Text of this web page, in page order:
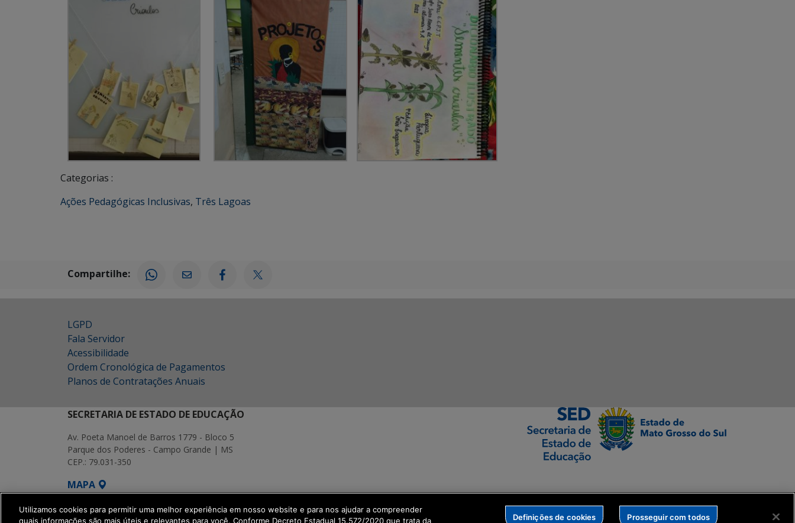
Categorias :
Ações Pedagógicas Inclusivas, Três Lagoas
Compartilhe:
LGPD
Fala Servidor
Acessibilidade
Ordem Cronológica de Pagamentos
Planos de Contratações Anuais
SECRETARIA DE ESTADO DE EDUCAÇÃO
Av. Poeta Manoel de Barros 1779 - Bloco 5
Parque dos Poderes - Campo Grande | MS
CEP.: 79.031-350
MAPA
SETDIG | Secretaria-Executiva de Transformação Digital
Utilizamos cookies para permitir uma melhor experiência em nosso website e para nos ajudar a compreender
quais informações são mais úteis e relevantes para você. Conforme Decreto Estadual 15.572/2020 que trata da
Definições de cookies Prosseguir com todos